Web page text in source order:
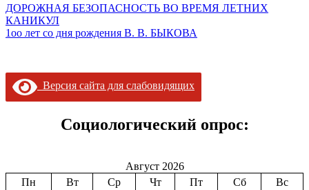
Навигация
по
ДОРОЖНАЯ БЕЗОПАСНОСТЬ ВО ВРЕМЯ ЛЕТНИХ
КАНИКУЛ
1оо лет со дня рождения В. В. БЫКОВА
Версия сайта для слабовидящих
Социологический опрос:
Август 2026
Пн
Вт Ср Чт Пт Сб
Вс